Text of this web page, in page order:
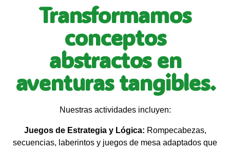
Transformamos
conceptos
abstractos en
aventuras tangibles.
Nuestras actividades incluyen:
Juegos de Estrategia y Lógica: Rompecabezas,
secuencias, laberintos y juegos de mesa adaptados que